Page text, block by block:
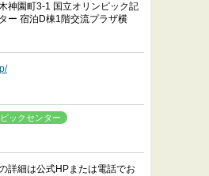
神園町3-1 国立オリンピック記
ー 宿泊D棟1階交流プラザ横
ックセンター
詳細は公式HPまたは電話でお